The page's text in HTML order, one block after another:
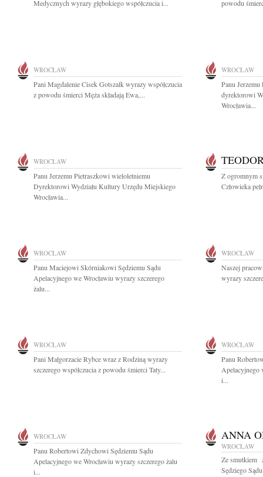
Medycznych wyrazy głębokiego współczucia i...
powodu
WROCŁAW
Pani Magdalenie Cisek Gotszalk wyrazy współczucia
z powodu śmierci Męża składają Ewa,...
WROCŁAW
Panu
dyrektorowi
Wrocławia...
WROCŁAW
Panu Jerzemu Pietraszkowi wieloletniemu
Dyrektorowi Wydziału Kultury Urzędu Miejskiego
Wrocławia...
Z ogromnym
Człowieka
WROCŁAW
Panu Maciejowi Skórniakowi Sędziemu Sądu
Apelacyjnego we Wrocławiu wyrazy szczerego
żalu...
WROCŁAW
Naszej
wyrazy
WROCŁAW
Pani Małgorzacie Rybce wraz z Rodziną wyrazy
szczerego współczucia z powodu śmierci Taty...
WROCŁAW
Panu
Apelacyjnego
i...
WROCŁAW
Panu Robertowi Zdychowi Sędziemu Sądu
Apelacyjnego we Wrocławiu wyrazy szczerego żalu
i...
ANNA
WROCŁAW
Ze smutkiem
Sędziego